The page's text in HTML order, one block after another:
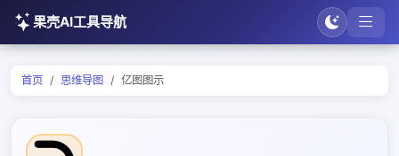
果壳AI工具导航
首页 思维导图 亿图图示